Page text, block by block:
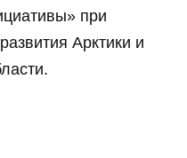
при
Арктики и